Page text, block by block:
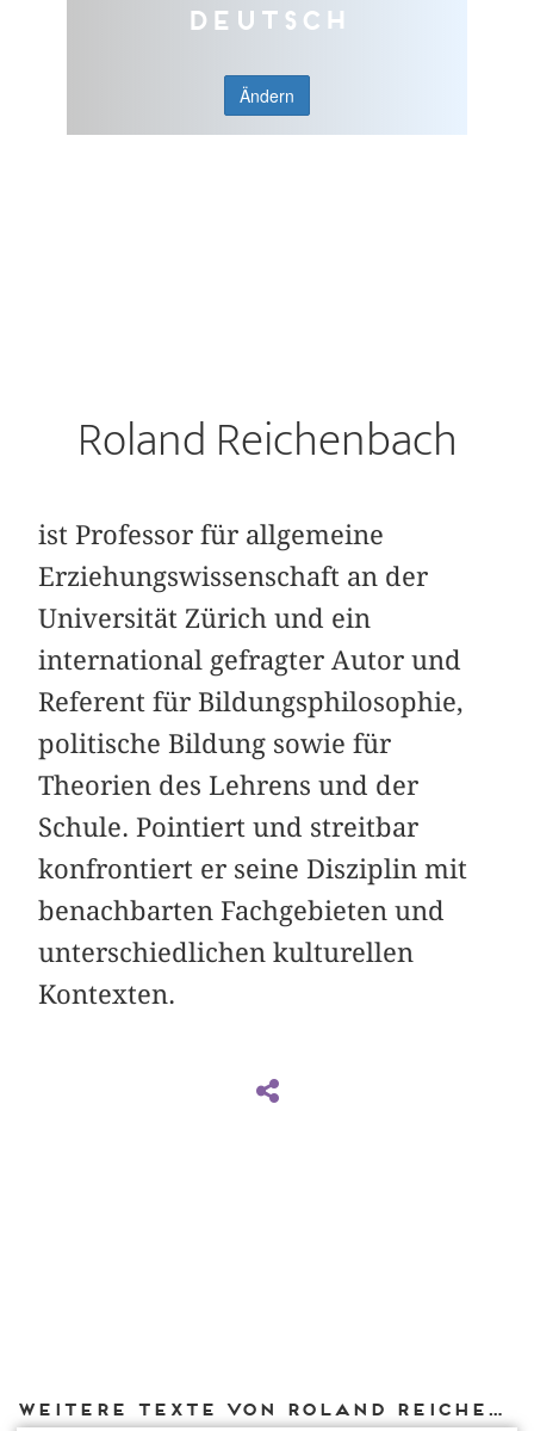
Deutsch
Ändern
Roland Reichenbach
ist Professor für allgemeine
Erziehungswissenschaft an der
Universität Zürich und ein
international gefragter Autor und
Referent für Bildungsphilosophie,
politische Bildung sowie für
Theorien des Lehrens und der
Schule. Pointiert und streitbar
konfrontiert er seine Disziplin mit
benachbarten Fachgebieten und
unterschiedlichen kulturellen
Kontexten.
Weitere Texte von Roland Reichenbach bei DIAPHANES